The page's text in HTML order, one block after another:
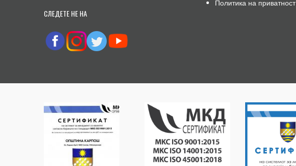
СЛЕДЕТЕ НЕ НА
Политика на приватност